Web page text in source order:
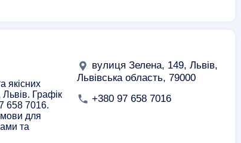
якісних
Графік
658 7016.
для
та
вулиця Зелена, 149, Львів,
Львівська область, 79000
+380 97 658 7016